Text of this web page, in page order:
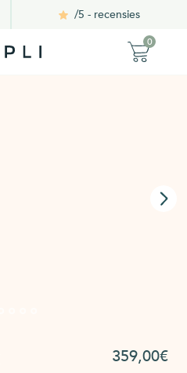
/5 - recensies
0
359,00€